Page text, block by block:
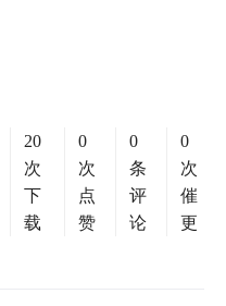
20
次
下
载
0
次
点
赞
0
条
评
论
0
次
催
更